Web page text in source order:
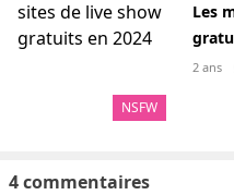
NSFW
Les
2 ans
4 commentaires